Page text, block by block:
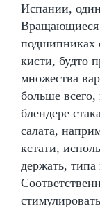
Испании,
Вращающиеся
подшипниках
кисти, будто
множества
больше всего,
блендере
салата,
кстати,
держать,